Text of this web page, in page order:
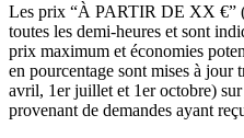
Les prix “À PARTIR DE XX €”
toutes les demi-heures et sont
prix maximum et économies
en pourcentage sont mises à jour
avril, 1er juillet et 1er octobre)
provenant de demandes ayant